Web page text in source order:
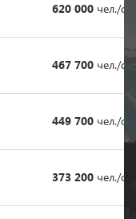
620 000чел./
467 700чел./
449 700чел./
373 200чел./